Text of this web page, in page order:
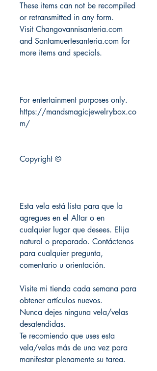
These items can not be recompiled
or retransmitted in any form.
Visit Changovannisanteria.com
and Santamuertesanteria.com for
more items and specials.
For entertainment purposes only.
https://mandsmagicjewelrybox.co
m/
Copyright ©
Esta vela está lista para que la
agregues en el Altar o en
cualquier lugar que desees. Elija
natural o preparado. Contáctenos
para cualquier pregunta,
comentario u orientación.
Visite mi tienda cada semana para
obtener artículos nuevos.
Nunca dejes ninguna vela/velas
desatendidas.
Te recomiendo que uses esta
vela/velas más de una vez para
manifestar plenamente su tarea.